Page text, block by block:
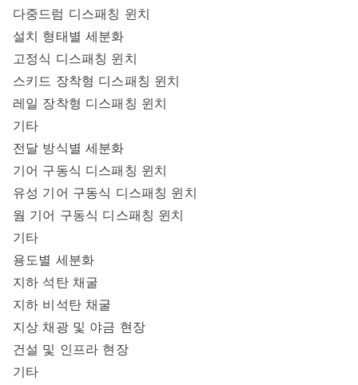
다중드럼 디스패칭 윈치
설치 형태별 세분화
고정식 디스패칭 윈치
스키드 장착형 디스패칭 윈치
레일 장착형 디스패칭 윈치
기타
전달 방식별 세분화
기어 구동식 디스패칭 윈치
유성 기어 구동식 디스패칭 윈치
웜 기어 구동식 디스패칭 윈치
기타
용도별 세분화
지하 석탄 채굴
지하 비석탄 채굴
지상 채광 및 야금 현장
건설 및 인프라 현장
기타